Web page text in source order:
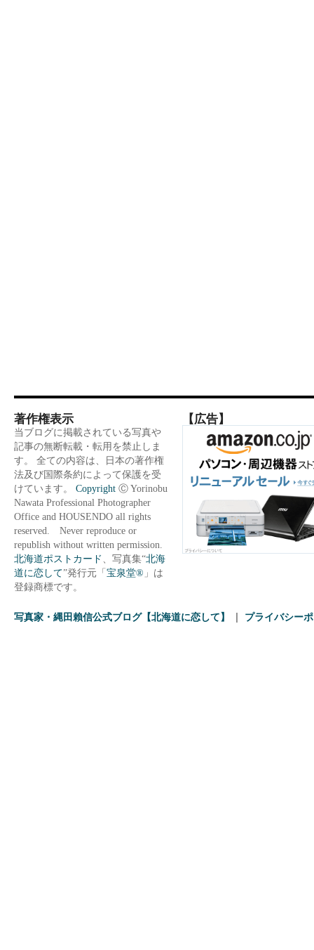
著作権表示
当ブログに掲載されている写真や
記事の無断転載・転用を禁止しま
す。 全ての内容は、日本の著作権
法及び国際条約によって保護を受
けています。 Copyright Ⓒ Yorinobu
Nawata Professional Photographer
Office and HOUSENDO all rights
reserved. Never reproduce or
republish without written permission.
北海道ポストカード
、写真集“北海
道に恋して”発行元「 宝泉堂® 」は
登録商標です。
【広告】
写真家・縄田賴信公式ブログ【北海道に恋して】 プライバシー